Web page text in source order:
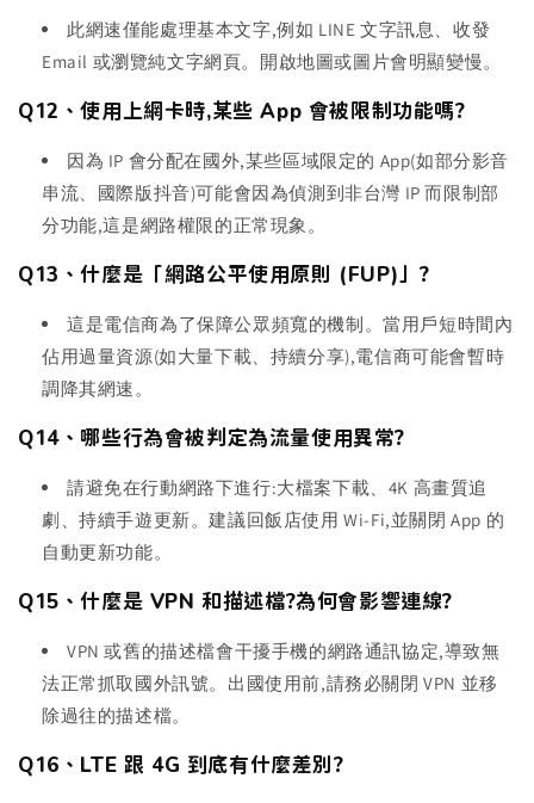
此網速僅能處理基本文字,例如 LINE 文字訊息、收發
Email 或瀏覽純文字網頁。開啟地圖或圖片會明顯變慢。
Q12、使用上網卡時,某些 App 會被限制功能嗎?
因為 IP 會分配在國外,某些區域限定的 App(如部分影音
串流、國際版抖音)可能會因為偵測到非台灣 IP 而限制部
分功能,這是網路權限的正常現象。
Q13、什麼是「網路公平使用原則 (FUP)」?
這是電信商為了保障公眾頻寬的機制。當用戶短時間內
佔用過量資源(如大量下載、持續分享),電信商可能會暫時
調降其網速。
Q14、哪些行為會被判定為流量使用異常?
請避免在行動網路下進行:大檔案下載、4K 高畫質追
劇、持續手遊更新。建議回飯店使用 Wi-Fi,並關閉 App 的
自動更新功能。
Q15、什麼是 VPN 和描述檔?為何會影響連線?
VPN 或舊的描述檔會干擾手機的網路通訊協定,導致無
法正常抓取國外訊號。出國使用前,請務必關閉 VPN 並移
除過往的描述檔。
Q16、LTE 跟 4G 到底有什麼差別?